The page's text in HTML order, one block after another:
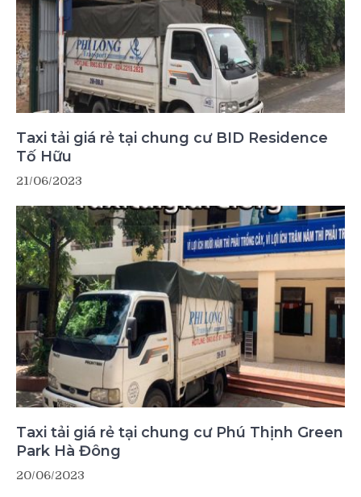
Taxi tải giá rẻ tại chung cư BID Residence
Tố Hữu
21/06/2023
Taxi tải giá rẻ tại chung cư Phú Thịnh Green
Park Hà Đông
20/06/2023